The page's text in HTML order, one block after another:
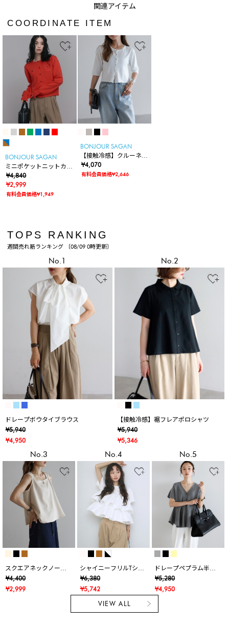
COORDINATE ITEM
BONJOUR SAGAN
ミニポケットニットカー
ディガン
¥4,840
¥2,999
有料会員価格¥1,949
BONJOUR SAGAN
【接触冷感】クルーネッ
ク五分袖カーディガン
¥4,070
有料会員価格¥2,646
TOPS RANKING
週間売れ筋ランキング 〔08/09 0時更新〕
No.1
ドレープボウタイブラウス
¥5,940
¥4,950
No.2
【接触冷感】裾フレアポロシャツ
¥5,940
¥5,346
No.3
スクエアネックノース
リブラウス
¥4,400
¥2,999
No.4
シャイニーフリルTシャ
ツ
¥6,380
¥5,742
No.5
ドレープペプラム半袖
ニットカーデ
¥5,280
¥4,950
VIEW ALL